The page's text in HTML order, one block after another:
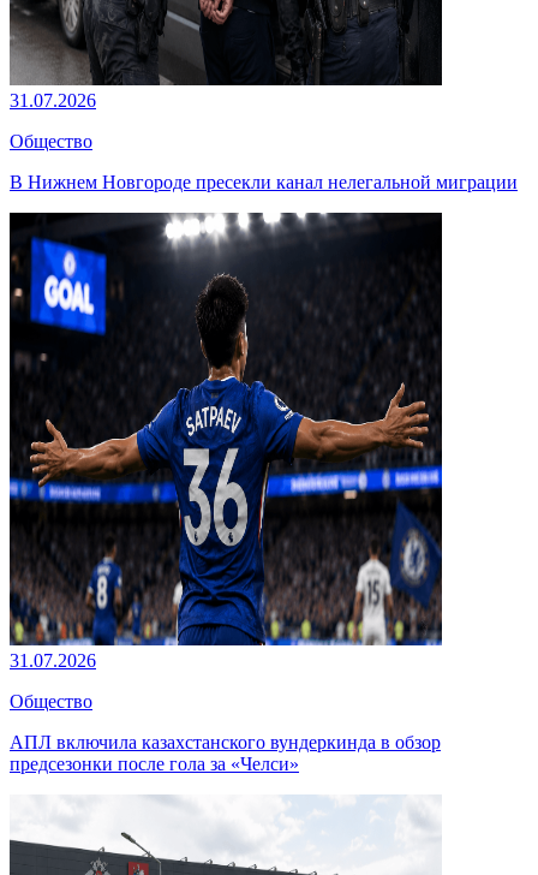
31.07.2026
Общество
В Нижнем Новгороде пресекли канал нелегальной миграции
31.07.2026
Общество
АПЛ включила казахстанского вундеркинда в обзор
предсезонки после гола за «Челси»